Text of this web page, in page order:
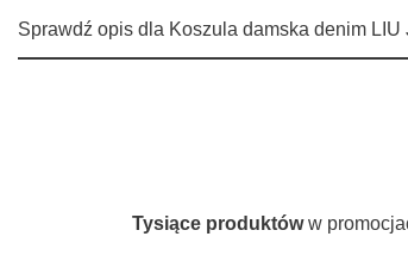
Sprawdź opis dla Koszula damska denim LIU
Tysiące produktóww